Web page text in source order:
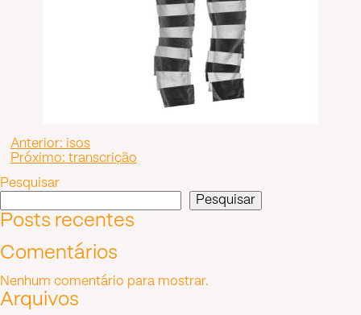
Navegação
de
Post
Anterior: isos
Próximo: transcrição
Pesquisar
Pesquisar
Posts recentes
Comentários
Nenhum comentário para mostrar.
Arquivos